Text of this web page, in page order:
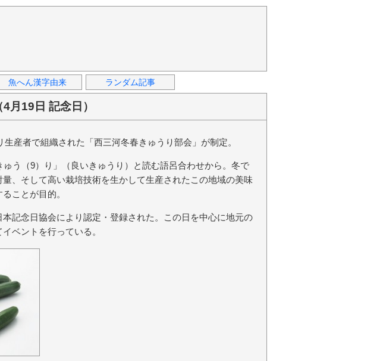
魚へん漢字由来 ランダム記事
月19日 記念日）
産者で組織された「西三河冬春きゅうり部会」が制定。
ゅう（9）り」（良いきゅうり）と読む語呂合わせから。冬で
量、そして高い栽培技術を生かして生産されたこの地域の美味
ことが目的。
記念日協会により認定・登録された。この日を中心に地元の
ベントを行っている。